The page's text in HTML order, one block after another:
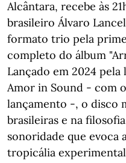
Alcântara, recebe às
brasileiro Álvaro
formato trio pela
completo do álbum
Lançado em 2024
Amor in Sound - com
lançamento -, o disco
brasileiras e na
sonoridade que evoca
tropicália